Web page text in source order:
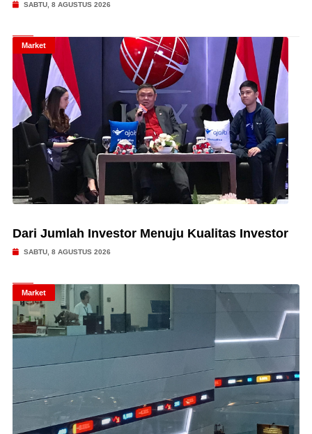
SABTU, 8 AGUSTUS 2026
Market
Dari Jumlah Investor Menuju Kualitas Investor
SABTU, 8 AGUSTUS 2026
Market